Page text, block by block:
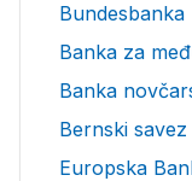
Bundesbanka
Banka za
Banka
Bernski savez
Europska